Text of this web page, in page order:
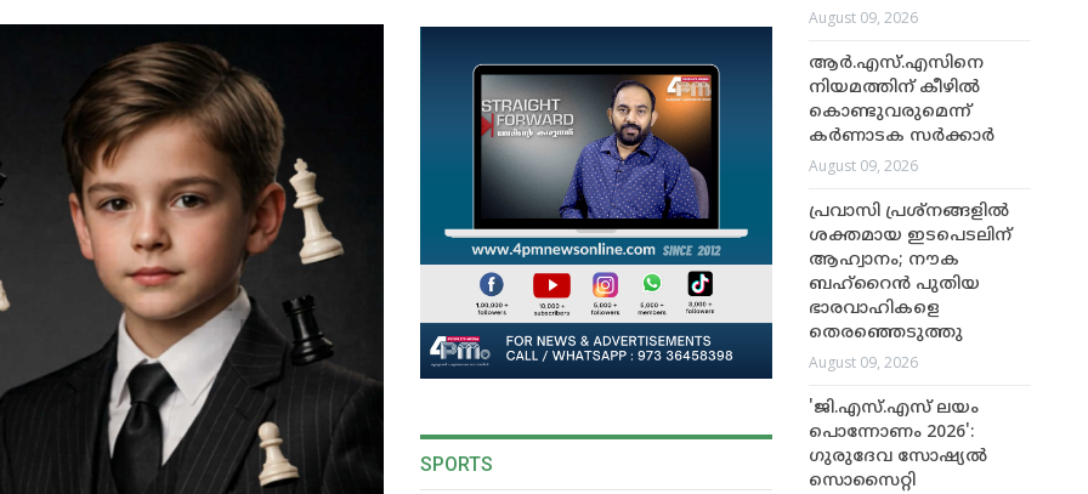
SPORTS
August 09, 2026
ആർ.എസ്.എസിനെ
നിയമത്തിന് കീഴിൽ
കൊണ്ടുവരുമെന്ന്
കർണാടക സർക്കാർ
August 09, 2026
പ്രവാസി പ്രശ്നങ്ങളിൽ
ശക്തമായ ഇടപെടലിന്
ആഹ്വാനം; നൗക
ബഹ്‌റൈൻ പുതിയ
ഭാരവാഹികളെ
തെരഞ്ഞെടുത്തു
August 09, 2026
'ജി.എസ്.എസ് ലയം
പൊന്നോണം 2026':
ഗുരുദേവ സോഷ്യൽ
സൊസൈറ്റി